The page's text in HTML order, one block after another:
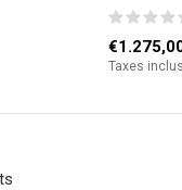
Taxes